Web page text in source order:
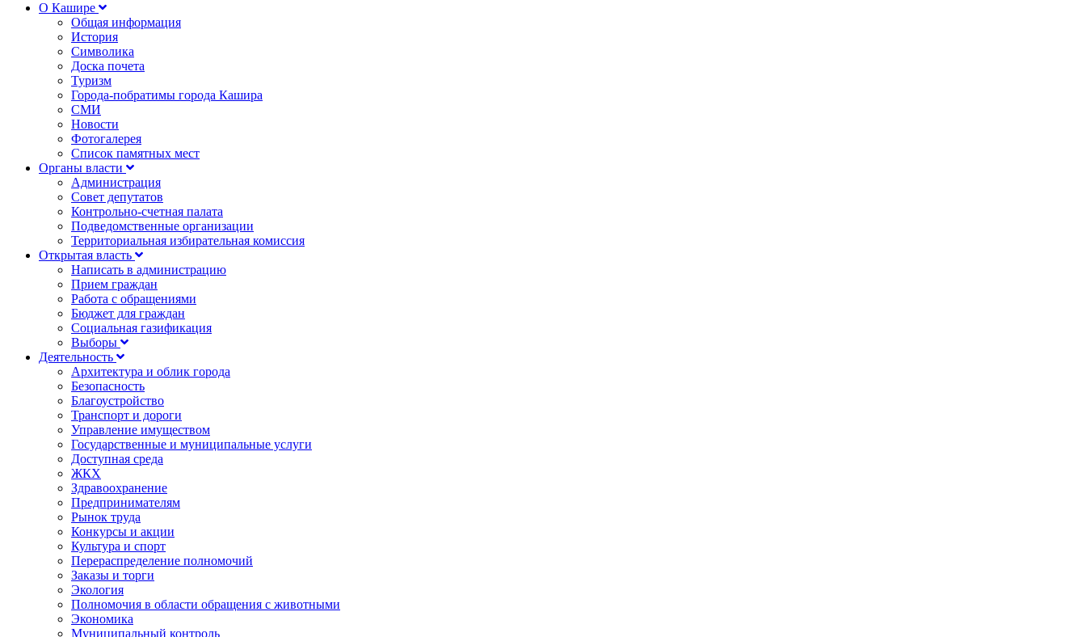
О Кашире
Общая информация
История
Символика
Доска почета
Туризм
Города-побратимы города Кашира
СМИ
Новости
Фотогалерея
Список памятных мест
Органы власти
Администрация
Совет депутатов
Контрольно-счетная палата
Подведомственные организации
Территориальная избирательная комиссия
Открытая власть
Написать в администрацию
Прием граждан
Работа с обращениями
Бюджет для граждан
Социальная газификация
Выборы
Деятельность
Архитектура и облик города
Безопасность
Благоустройство
Транспорт и дороги
Управление имуществом
Государственные и муниципальные услуги
Доступная среда
ЖКХ
Здравоохранение
Предпринимателям
Рынок труда
Конкурсы и акции
Культура и спорт
Перераспределение полномочий
Заказы и торги
Экология
Полномочия в области обращения с животными
Экономика
Муниципальный контроль